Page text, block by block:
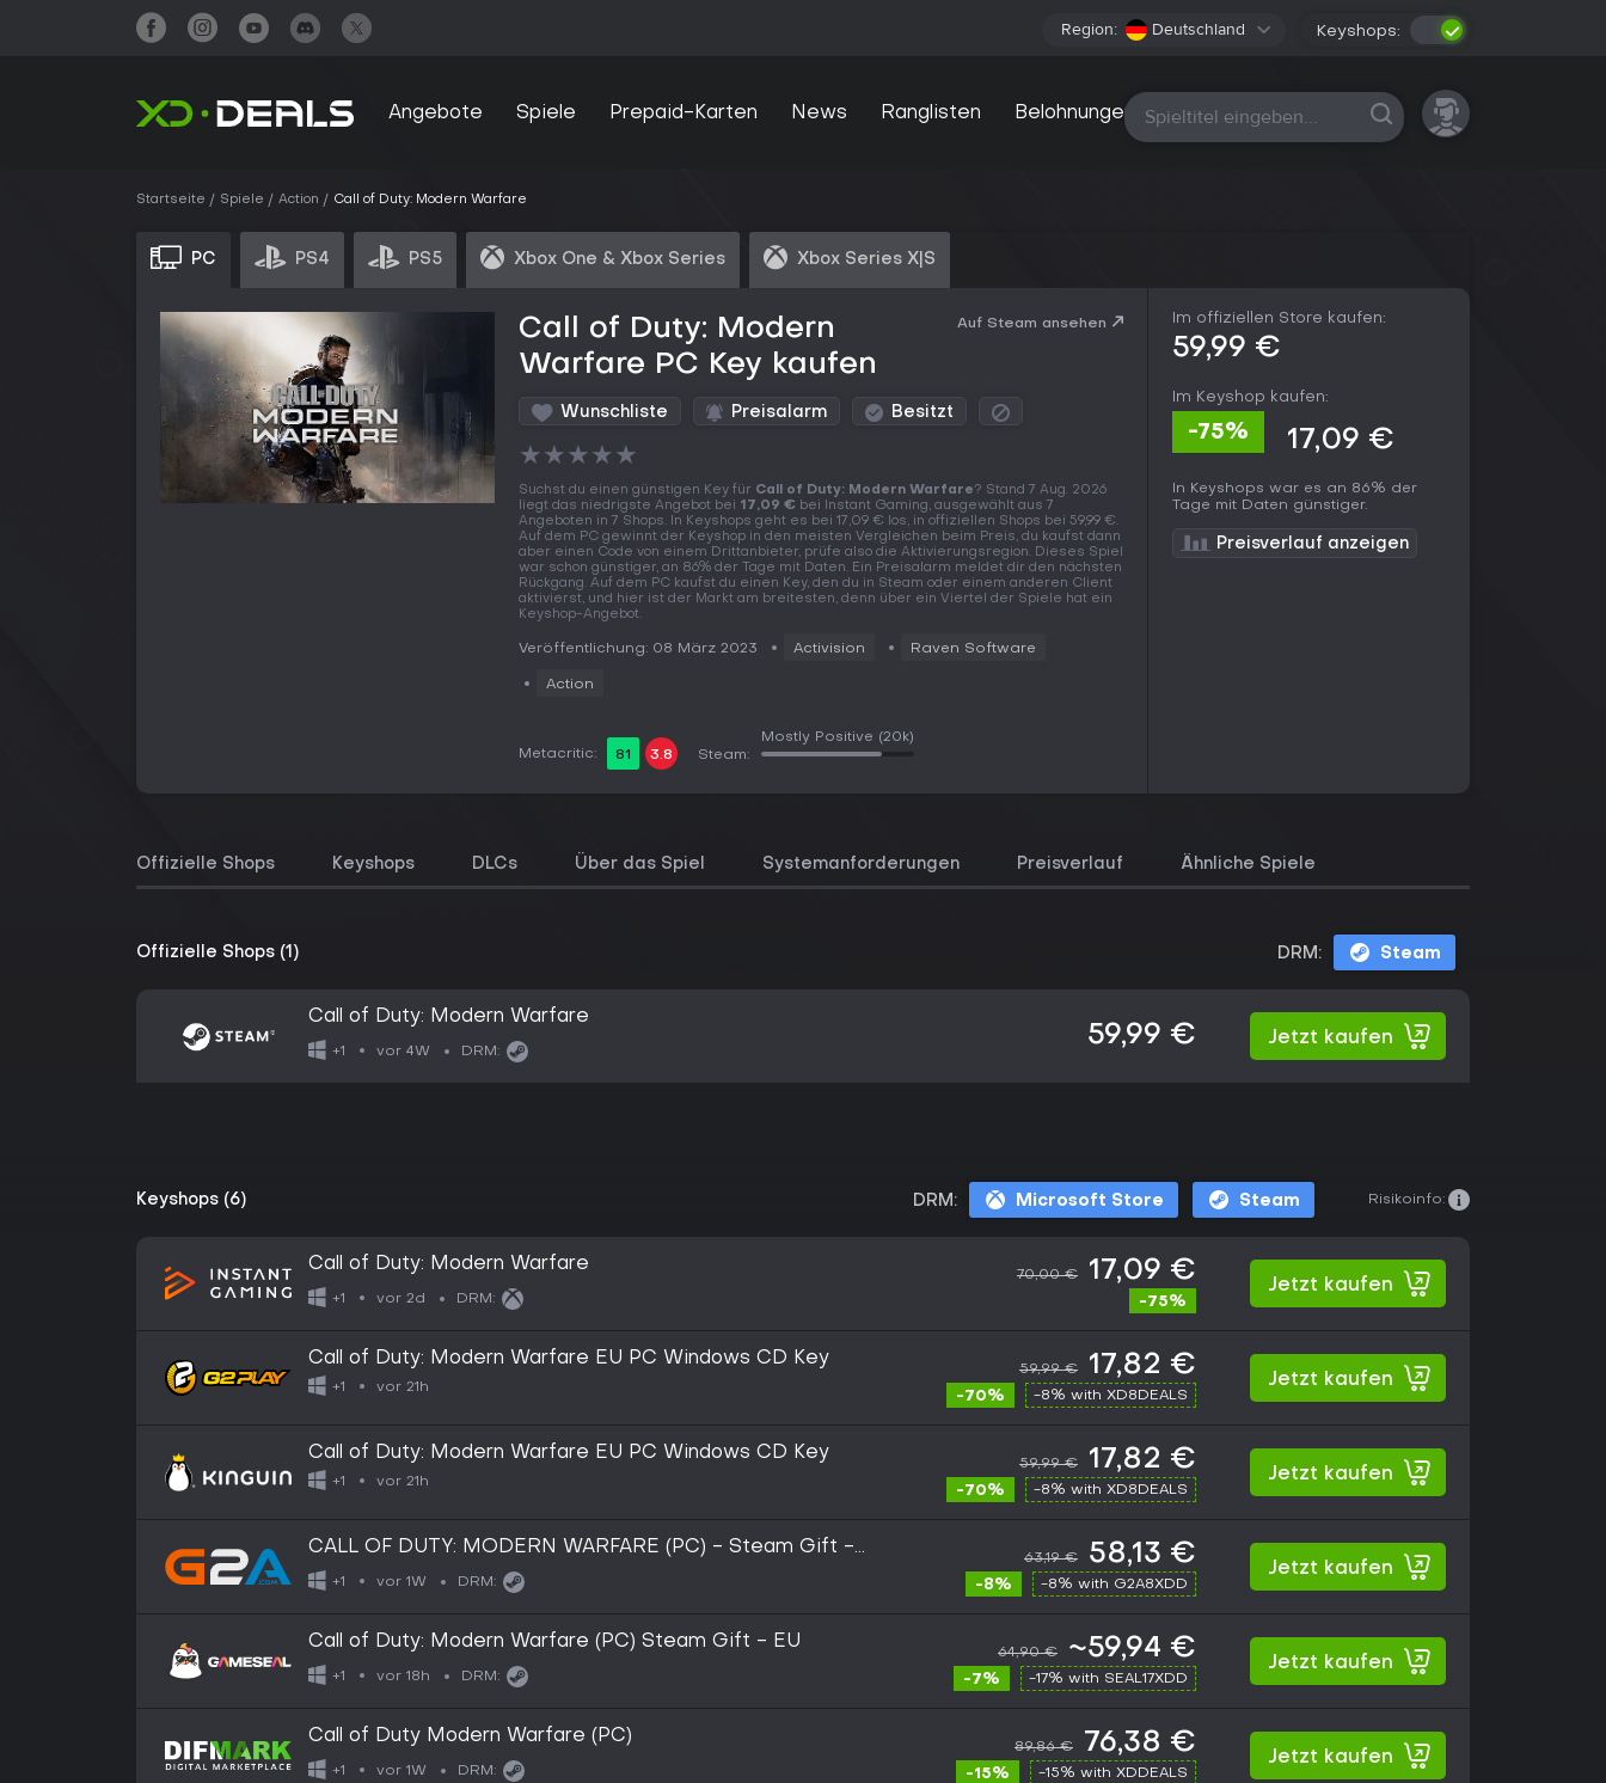
Region: Deutschland Keyshops:
Angebote Spiele Prepaid-Karten News Ranglisten Belohnungen Alle Plattformen
Startseite Spiele Action Call of Duty: Modern Warfare
PC PS4 PS5 Xbox One & Xbox Series Xbox Series X|S
Call of Duty: Modern
Warfare PC Key kaufen
Auf Steam ansehen
Wunschliste Preisalarm Besitzt
★★★★★
Suchst du einen günstigen Key für Call of Duty: Modern Warfare? Stand 7 Aug. 2026
liegt das niedrigste Angebot bei 17,09 € bei Instant Gaming, ausgewählt aus 7
Angeboten in 7 Shops. In Keyshops geht es bei 17,09 € los, in offiziellen Shops bei 59,99 €.
Auf dem PC gewinnt der Keyshop in den meisten Vergleichen beim Preis, du kaufst dann
aber einen Code von einem Drittanbieter, prüfe also die Aktivierungsregion. Dieses Spiel
war schon günstiger, an 86% der Tage mit Daten. Ein Preisalarm meldet dir den nächsten
Rückgang. Auf dem PC kaufst du einen Key, den du in Steam oder einem anderen Client
aktivierst, und hier ist der Markt am breitesten, denn über ein Viertel der Spiele hat ein
Keyshop-Angebot.
Veröffentlichung: 08 März 2023 Activision Raven Software
Action
Metacritic: 81 3.8 Steam:
Mostly Positive (20k)
Im offiziellen Store kaufen:
59,99 €
Im Keyshop kaufen:
-75% 17,09 €
In Keyshops war es an 86% der
Tage mit Daten günstiger.
Preisverlauf anzeigen
Offizielle Shops Keyshops DLCs Über das Spiel Systemanforderungen Preisverlauf Ähnliche Spiele
Offizielle Shops (1) DRM: Steam
Call of Duty: Modern Warfare
+1 vor 4W DRM:
59,99 € Jetzt kaufen
Keyshops (6) DRM: Microsoft Store Steam Risikoinfo:
Call of Duty: Modern Warfare
+1 vor 2d DRM:
70,00 € 17,09 €
-75%
Jetzt kaufen
Call of Duty: Modern Warfare EU PC Windows CD Key
+1 vor 21h
59,99 € 17,82 €
-70% -8% with XD8DEALS
Jetzt kaufen
Call of Duty: Modern Warfare EU PC Windows CD Key
+1 vor 21h
59,99 € 17,82 €
-70% -8% with XD8DEALS
Jetzt kaufen
CALL OF DUTY: MODERN WARFARE (PC) - Steam Gift -
EUROPE
+1 vor 1W DRM:
63,19 € 58,13 €
-8% -8% with G2A8XDD
Jetzt kaufen
Call of Duty: Modern Warfare (PC) Steam Gift - EU
+1 vor 18h DRM:
64,90 € ~59,94 €
-7% -17% with SEAL17XDD
Jetzt kaufen
Call of Duty Modern Warfare (PC)
+1 vor 1W DRM:
89,86 € 76,38 €
-15% -15% with XDDEALS
Jetzt kaufen